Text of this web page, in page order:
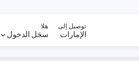
توصيل إلى
الإمارات
هلا
سجَل الدخول